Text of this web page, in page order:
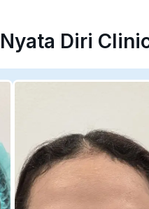
Kaku
kepala kronis
Diri